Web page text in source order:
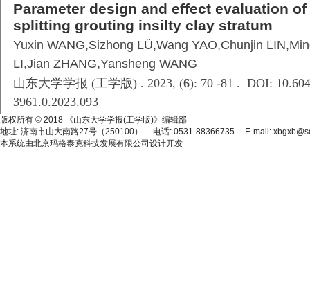
Parameter design and effect evaluation
splitting grouting insilty clay stratum
Yuxin WANG,Sizhong LÜ,Wang YAO,Chunjin
LI,Jian ZHANG,Yansheng WANG
山东大学学报 (工学版) . 2023, (6): 70 -81 . DOI:
3961.0.2023.093
版权所有 © 2018 《山东大学学报(工学版)》编辑部
地址: 济南市山大南路27号（250100） 电话: 0531-88366735 E-mail:
本系统由北京玛格泰克科技发展有限公司 设计开发